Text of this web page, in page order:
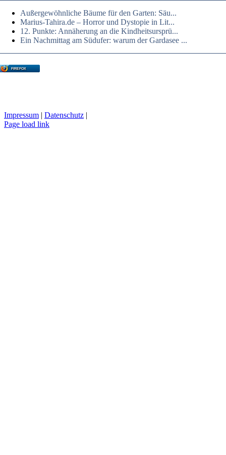
Außergewöhnliche Bäume für den Garten: Säu...
Marius-Tahira.de – Horror und Dystopie in Lit...
12. Punkte: Annäherung an die Kindheitsursprü...
Ein Nachmittag am Südufer: warum der Gardasee ...
FIREFOX
Impressum | Datenschutz |
Page load link